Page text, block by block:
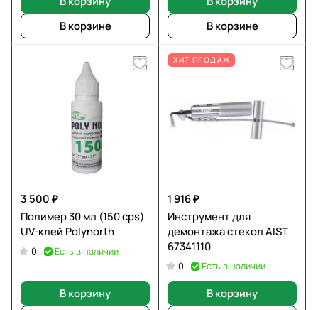
В корзине
В корзине
3 500 ₽
Полимер 30 мл (150 cps)
UV-клей Polynorth
0 Есть в наличии
В корзину
ХИТ ПРОДАЖ
1 916 ₽
Инструмент для
демонтажа стекол AIST
67341110
0 Есть в наличии
В корзину